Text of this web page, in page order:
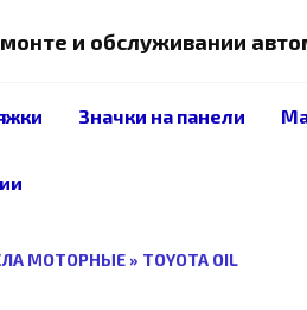
и обслуживании
Значки на панели
МОТОРНЫЕ » TOYOTA OIL